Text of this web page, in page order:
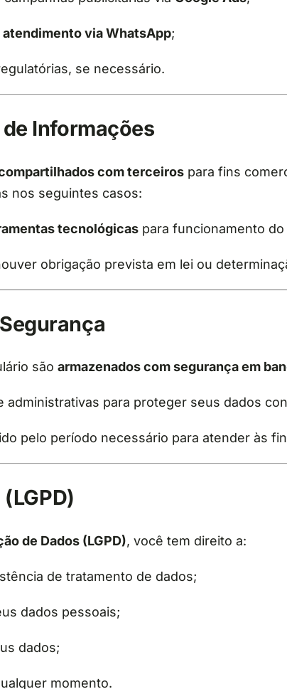
via WhatsApp;
se necessário.
Informações
com terceirospara fins
nos seguintes casos:
tecnológicaspara funcionamento
obrigação prevista em lei ou
são armazenados com segurança em
administrativas para proteger seus dados
pelo período necessário para atender às
de Dados (LGPD), você tem direito a:
de tratamento de dados;
dados pessoais;
dados;
momento.